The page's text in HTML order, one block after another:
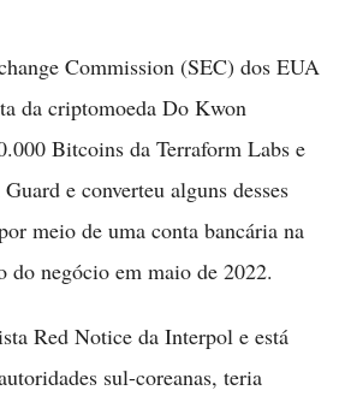
Commission (SEC) dos EUA
da criptomoeda Do Kwon
Bitcoins da Terraform Labs e
e converteu alguns desses
meio de uma conta bancária na
do negócio em maio de 2022.
Red Notice da Interpol e está
sul-coreanas, teria